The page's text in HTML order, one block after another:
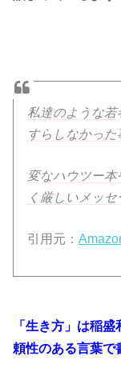
私達のような
すらしなかった
変なハウツー
く厳しいメッセ
引用元：
「生き方」は稲
頼性のある言葉で